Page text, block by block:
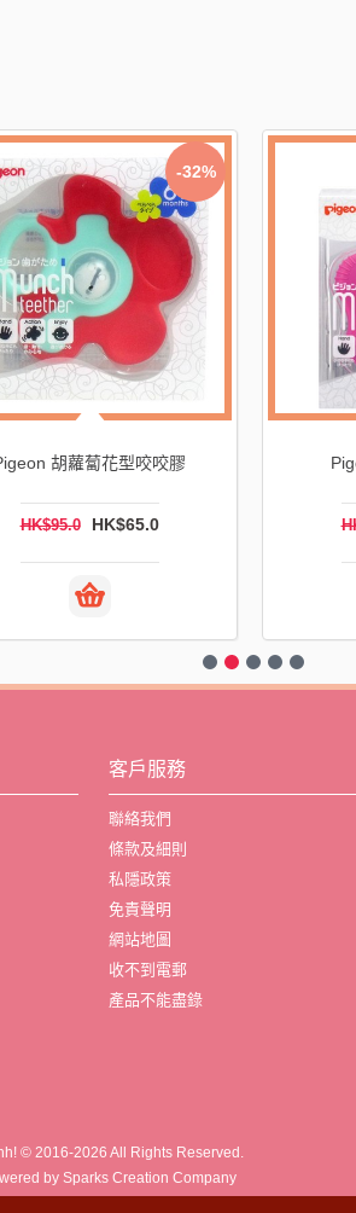
-32%
Pigeon 星星型咬咬膠
HK$95.0 HK$65.0
客戶服務
聯絡我們
條款及細則
私隱政策
免責聲明
網站地圖
收不到電郵
產品不能盡錄
© 2016-2026 All Rights Reserved.
by Sparks Creation Company